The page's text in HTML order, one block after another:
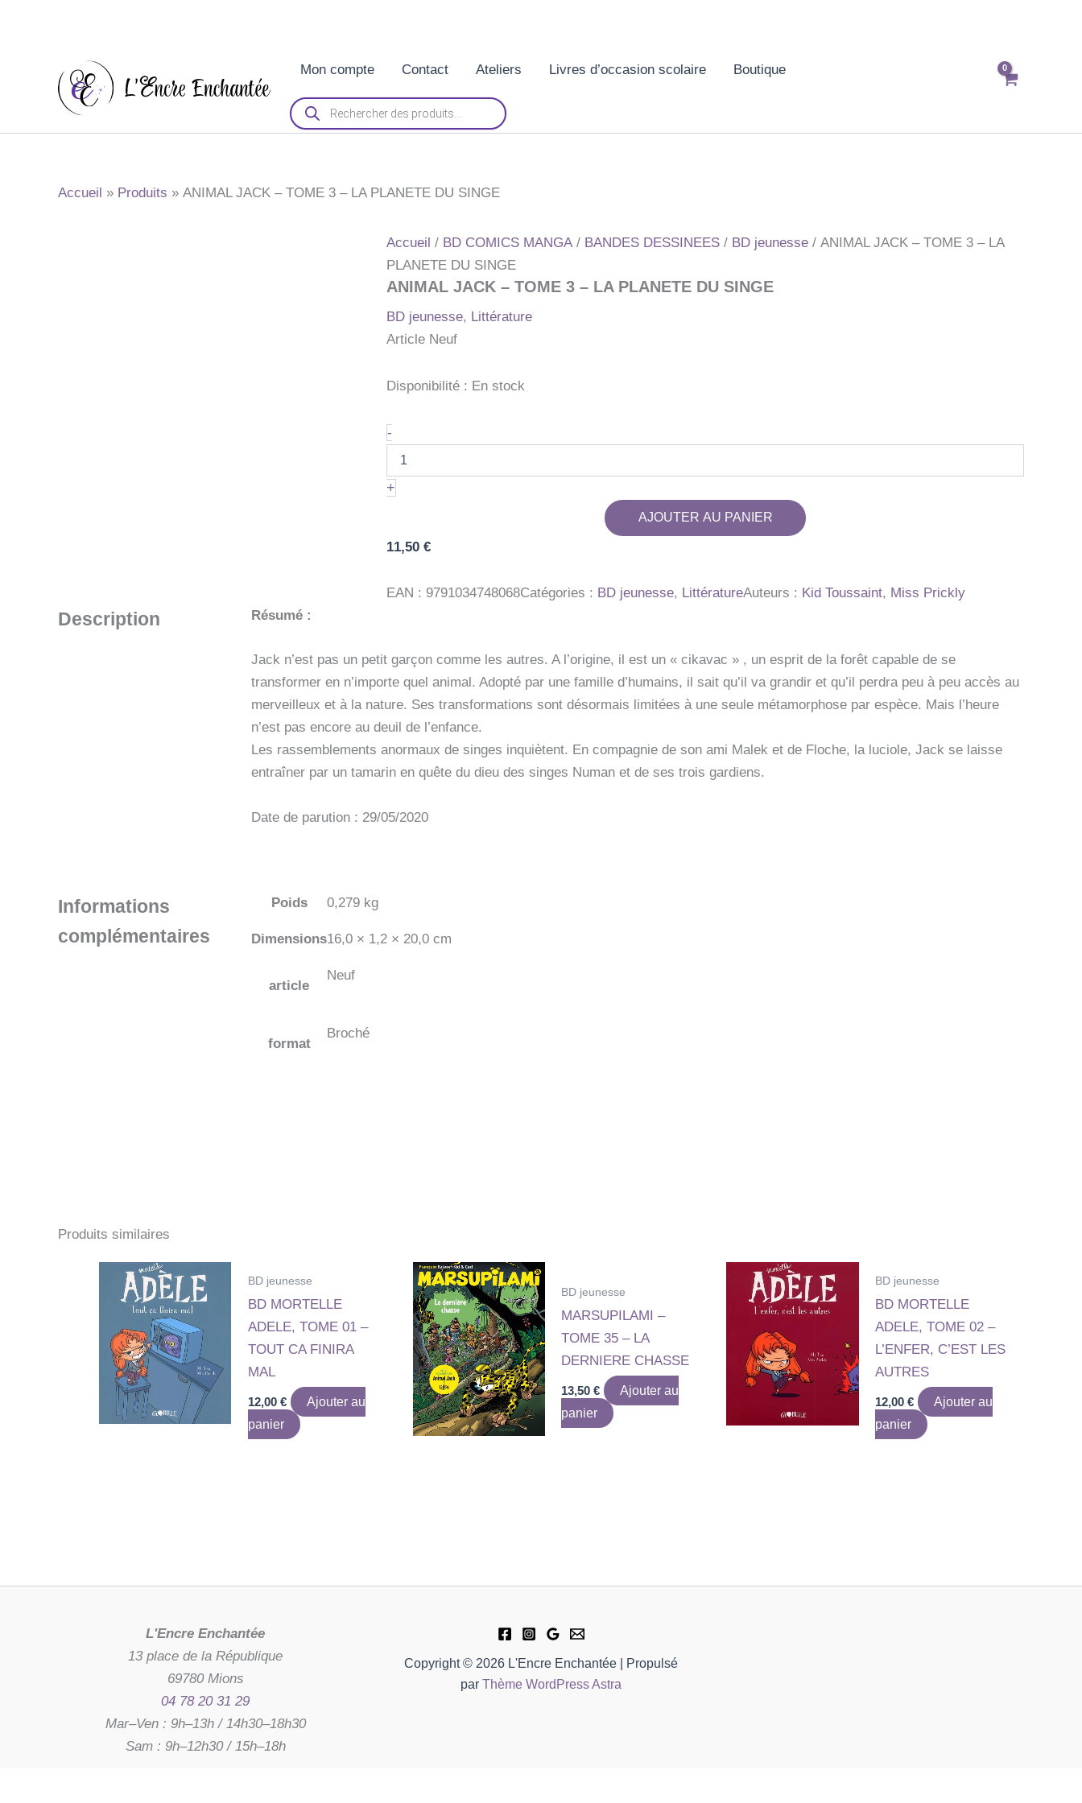
Mon compte Contact Ateliers Livres d’occasion scolaire Boutique
Recherche
de
produits
Accueil Produits ANIMAL JACK – TOME 3 – LA PLANETE DU SINGE
Accueil / BD COMICS MANGA / BANDES DESSINEES / BD jeunesse / ANIMAL JACK – TOME 3 – LA
PLANETE DU SINGE
ANIMAL JACK – TOME 3 – LA PLANETE DU SINGE
BD jeunesse, Littérature
Article Neuf
Disponibilité : En stock
-quantité
de
ANIMAL
JACK
-
-
LA
DU
+
AJOUTER AU PANIER
11,50 €
EAN : 9791034748068Catégories : BD jeunesse, LittératureAuteurs : Kid Toussaint, Miss Prickly
Description Résumé :
Jack n’est pas un petit garçon comme les autres. A l’origine, il est un « cikavac » , un esprit de la forêt capable de se
transformer en n’importe quel animal. Adopté par une famille d’humains, il sait qu’il va grandir et qu’il perdra peu à peu accès au
merveilleux et à la nature. Ses transformations sont désormais limitées à une seule métamorphose par espèce. Mais l’heure
n’est pas encore au deuil de l’enfance.
Les rassemblements anormaux de singes inquiètent. En compagnie de son ami Malek et de Floche, la luciole, Jack se laisse
entraîner par un tamarin en quête du dieu des singes Numan et de ses trois gardiens.
Date de parution : 29/05/2020
Informations
complémentaires
Poids 0,279 kg
Dimensions16,0 × 1,2 × 20,0 cm
article
Neuf
format
Broché
Produits similaires
BD jeunesse
BD MORTELLE
ADELE, TOME 01 –
TOUT CA FINIRA
MAL
12,00 €
Ajouter au
panier
BD jeunesse
MARSUPILAMI –
TOME 35 – LA
DERNIERE CHASSE
13,50€
Ajouter au
panier
BD jeunesse
BD MORTELLE
ADELE, TOME 02 –
L’ENFER, C’EST LES
AUTRES
12,00€
Ajouter au
panier
L'Encre Enchantée
13 place de la République
69780 Mions
04 78 20 31 29
Mar–Ven : 9h–13h / 14h30–18h30
Sam : 9h–12h30 / 15h–18h
Copyright © 2026 L'Encre Enchantée | Propulsé
par Thème WordPress Astra